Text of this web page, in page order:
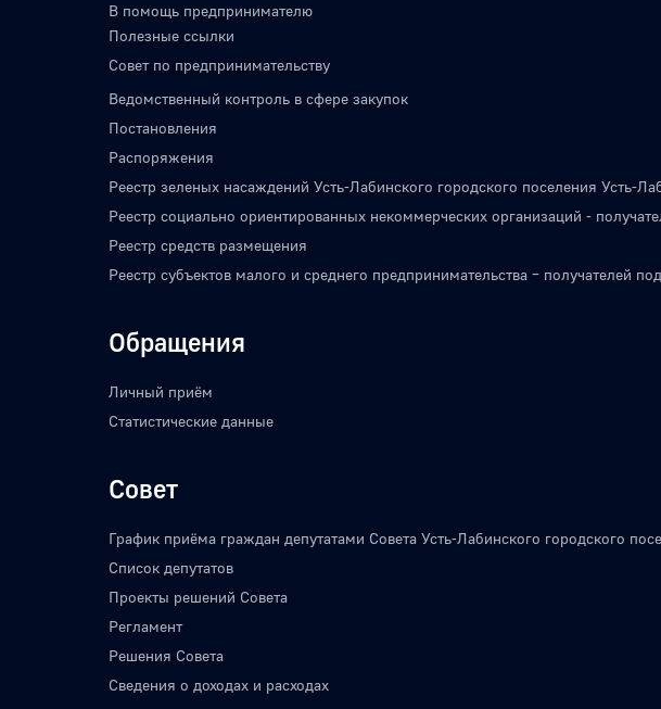
В помощь предпринимателю
Полезные ссылки
Совет по предпринимательству
Ведомственный контроль в сфере закупок
Постановления
Распоряжения
Реестр зеленых насаждений Усть-Лабинского городского поселения Усть-
Реестр социально ориентированных некоммерческих организаций -
Реестр средств размещения
Реестр субъектов малого и среднего предпринимательства – получателей
Обращения
Личный приём
Статистические данные
Совет
График приёма граждан депутатами Совета Усть-Лабинского городского
Список депутатов
Проекты решений Совета
Регламент
Решения Совета
Сведения о доходах и расходах